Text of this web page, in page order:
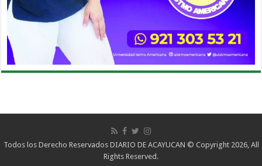
Todos los Derecho Reservados DIARIO DE ACAYUCAN © Copyright 2026, All
Rights Reserved.